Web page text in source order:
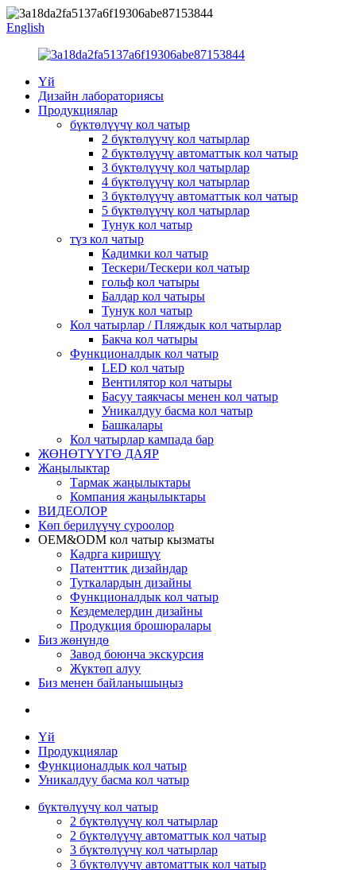
English
Үй
Дизайн лабораториясы
Продукциялар
бүктөлүүчү кол чатыр
2 бүктөлүүчү кол чатырлар
2 бүктөлүүчү автоматтык кол чатыр
3 бүктөлүүчү кол чатырлар
4 бүктөлүүчү кол чатырлар
3 бүктөлүүчү автоматтык кол чатыр
5 бүктөлүүчү кол чатырлар
Тунук кол чатыр
түз кол чатыр
Кадимки кол чатыр
Тескери/Тескери кол чатыр
гольф кол чатыры
Балдар кол чатыры
Тунук кол чатыр
Кол чатырлар / Пляждык кол чатырлар
Бакча кол чатыры
Функционалдык кол чатыр
LED кол чатыр
Вентилятор кол чатыры
Басуу таякчасы менен кол чатыр
Уникалдуу басма кол чатыр
Башкалары
Кол чатырлар кампада бар
ЖӨНӨТҮҮГӨ ДАЯР
Жаңылыктар
Тармак жаңылыктары
Компания жаңылыктары
ВИДЕОЛОР
Көп берилүүчү суроолор
OEM&ODM кол чатыр кызматы
Кадрга киришүү
Патенттик дизайндар
Туткалардын дизайны
Функционалдык кол чатыр
Кездемелердин дизайны
Продукция брошюралары
Биз жөнүндө
Завод боюнча экскурсия
Жүктөп алуу
Биз менен байланышыңыз
Үй
Продукциялар
Функционалдык кол чатыр
Уникалдуу басма кол чатыр
бүктөлүүчү кол чатыр
2 бүктөлүүчү кол чатырлар
2 бүктөлүүчү автоматтык кол чатыр
3 бүктөлүүчү кол чатырлар
3 бүктөлүүчү автоматтык кол чатыр